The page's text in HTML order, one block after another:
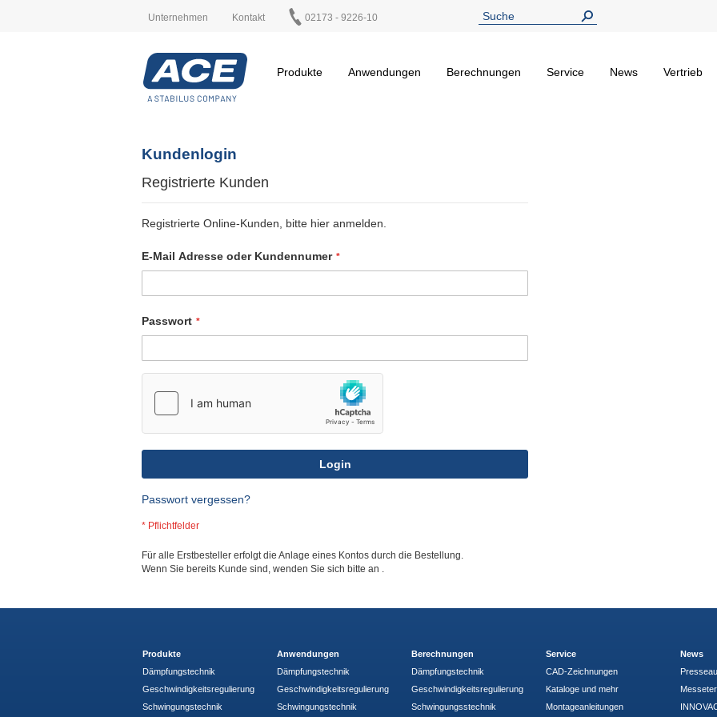
Unternehmen Kontakt 02173 - 9226-10
Produkte
Anwendungen Berechnungen Service News Vertrieb
Kundenlogin
Registrierte Kunden
Registrierte Online-Kunden, bitte hier anmelden.
E-Mail Adresse oder Kundennumer
Passwort
Login
Passwort vergessen?
Für alle Erstbesteller erfolgt die Anlage eines Kontos durch die Bestellung.
Wenn Sie bereits Kunde sind, wenden Sie sich bitte an .
Produkte
Dämpfungstechnik
Geschwindigkeitsregulierung
Schwingungstechnik
Anwendungen
Dämpfungstechnik
Geschwindigkeitsregulierung
Schwingungstechnik
Berechnungen
Dämpfungstechnik
Geschwindigkeitsregulierung
Schwingungsstechnik
Service
CAD-Zeichnungen
Kataloge und mehr
Montageanleitungen
News